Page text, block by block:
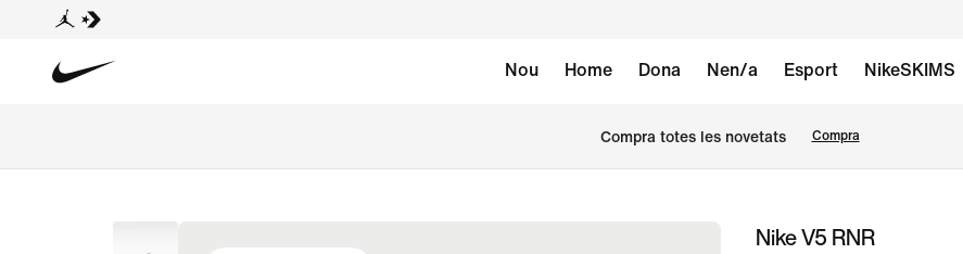
Nou Home Dona Nen/a Esport NikeSKIMS
Compra totes les novetats Compra
ImatgeNike V5 RNR